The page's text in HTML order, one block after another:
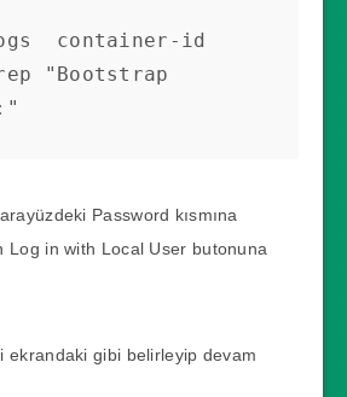
container-id
"Bootstrap
Password kısmına
Log in with Local User butonuna
ekrandaki gibi belirleyip devam